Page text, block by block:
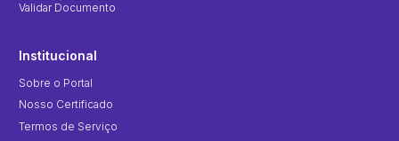
Validar Documento
Institucional
Sobre o Portal
Nosso Certificado
Termos de Serviço